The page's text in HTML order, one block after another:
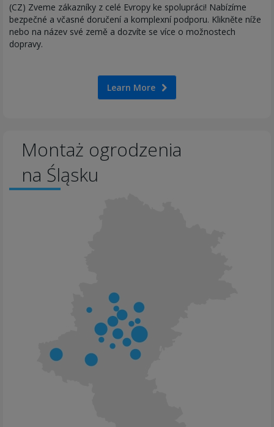
(CZ) Zveme zákazníky z celé Evropy ke spolupráci! Nabízíme
bezpečné a včasné doručení a komplexní podporu. Klikněte níže
nebo na název své země a dozvíte se více o možnostech
dopravy.
Learn More
Montaż ogrodzenia
na Śląsku